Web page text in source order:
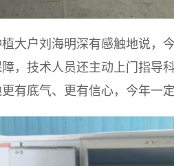
大户刘海明深有感触地说，
，技术人员还主动上门指导
有底气、更有信心，今年一